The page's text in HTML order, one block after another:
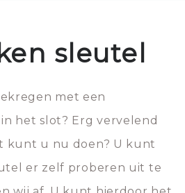
sleutel
met een
het slot? Erg vervelend
kunt u nu doen? U kunt
er zelf proberen uit te